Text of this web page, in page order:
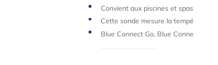
t
Convient aux piscines et spas
au chlore, au brome et à l'élec
Cette sonde mesure la tempé
rature, le pH, le potentiel Red
Blue Connect Go, Blue Conne